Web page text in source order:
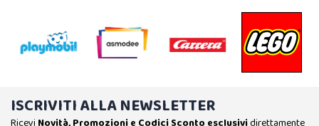
ISCRIVITI ALLA NEWSLETTER